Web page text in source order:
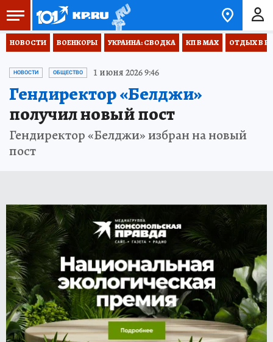
НОВОСТИ ВОЕНКОРЫ УКРАИНА: СВОДКА КП В МАХ ОТДЫХ В
НОВОСТИ ОБЩЕСТВО 1 июня 2026 9:46
Гендиректор «Белджи»
получил новый пост
Гендиректор «Белджи» избран на новый
пост